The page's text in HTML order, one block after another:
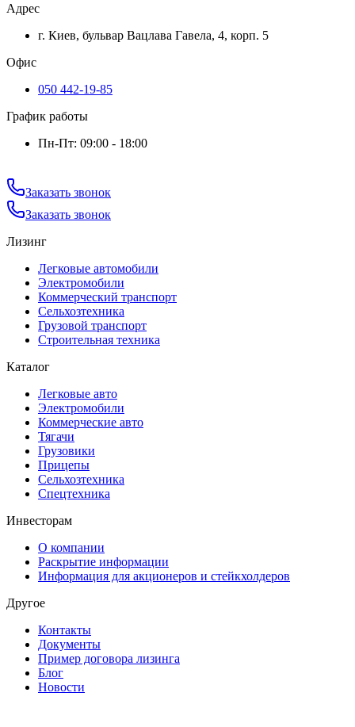
Адрес
г. Киев, бульвар Вацлава Гавела, 4, корп. 5
Офис
050 442-19-85
График работы
Пн-Пт: 09:00 - 18:00
Заказать звонок
Заказать звонок
Лизинг
Легковые автомобили
Электромобили
Коммерческий транспорт
Сельхозтехника
Грузовой транспорт
Строительная техника
Каталог
Легковые авто
Электромобили
Коммерческие авто
Тягачи
Грузовики
Прицепы
Сельхозтехника
Спецтехника
Инвесторам
О компании
Раскрытие информации
Информация для акционеров и стейкхолдеров
Другое
Контакты
Документы
Пример договора лизинга
Блог
Новости